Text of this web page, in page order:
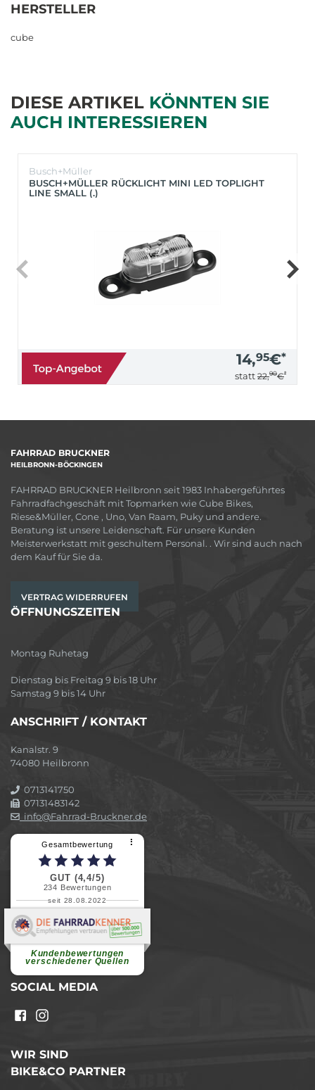
HERSTELLER
cube
DIESE ARTIKEL KÖNNTEN SIE
AUCH INTERESSIEREN
Busch+Müller
BUSCH+MÜLLER RÜCKLICHT MINI LED TOPLIGHT
LINE SMALL (.)
14,95€*
statt 22,90€*
FAHRRAD BRUCKNER
HEILBRONN-BÖCKINGEN
FAHRRAD BRUCKNER Heilbronn seit 1983 Inhabergeführtes
Fahrradfachgeschäft mit Topmarken wie Cube Bikes,
Riese&Müller, Cone , Uno, Van Raam, Puky und andere.
Beratung ist unsere Leidenschaft. Für unsere Kunden
Meisterwerkstatt mit geschultem Personal. . Wir sind auch nach
dem Kauf für Sie da.
VERTRAG WIDERRUFEN
ÖFFNUNGSZEITEN
Montag Ruhetag
Dienstag bis Freitag 9 bis 18 Uhr
Samstag 9 bis 14 Uhr
ANSCHRIFT / KONTAKT
Kanalstr. 9
74080 Heilbronn
0713141750
07131483142
info@Fahrrad-Bruckner.de
Gesamtbewertung ⠇
GUT (4,4/5)
234 Bewertungen
seit 28.08.2022
Kundenbewertungen
verschiedener Quellen
Elvira B.
Superschnelle und freundliche
weiterlesen
SOCIAL MEDIA
WIR SIND
BIKE&CO PARTNER